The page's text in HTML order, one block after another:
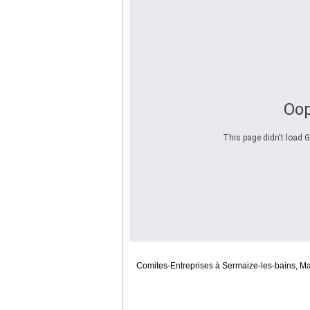
This page didn't load
Comites-Entreprises à Sermaize-les-bains,